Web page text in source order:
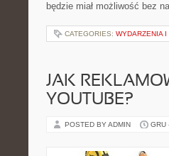
będzie miał możliwość bez
CATEGORIES: WYDARZENIA
JAK
YOUTUBE?
POSTED BY ADMIN GRU